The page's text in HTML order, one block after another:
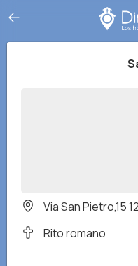
Via San Pietro,15
Rito romano